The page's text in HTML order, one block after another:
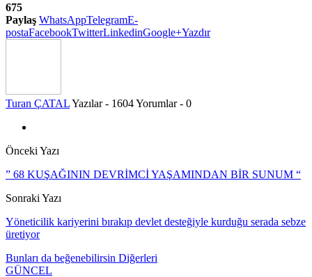
675
Paylaş WhatsAppTelegramE-
postaFacebookTwitterLinkedinGoogle+Yazdır
Turan ÇATALYazılar - 1604Yorumlar - 0
Önceki Yazı
” 68 KUŞAĞININ DEVRİMCİ YAŞAMINDAN BİR SUNUM “
Sonraki Yazı
Yöneticilik kariyerini bırakıp devlet desteğiyle kurduğu serada sebze
üretiyor
Bunları da beğenebilirsin Diğerleri
GÜNCEL